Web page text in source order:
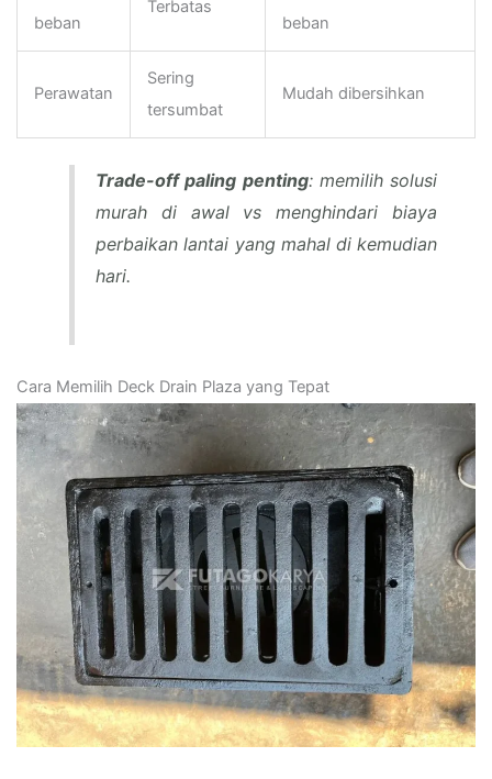
beban
Terbatas
beban
Perawatan
Sering
tersumbat
Mudah dibersihkan
Trade-off paling penting: memilih solusi
murah di awal vs menghindari biaya
perbaikan lantai yang mahal di kemudian
hari.
Cara Memilih Deck Drain Plaza yang Tepat